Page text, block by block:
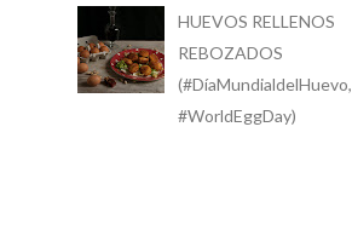
HUEVOS RELLENOS
REBOZADOS
(#DíaMundialdelHuevo,
#WorldEggDay)